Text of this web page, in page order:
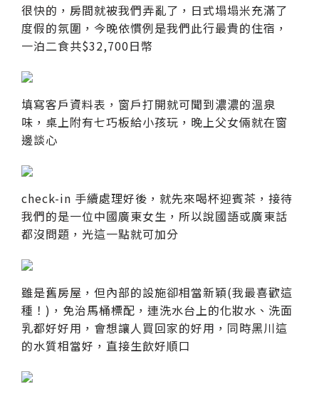
很快的，房間就被我們弄亂了，日式塌塌米充滿了
度假的氛圍，今晚依慣例是我們此行最貴的住宿，
一泊二食共$32,700日幣
填寫客戶資料表，窗戶打開就可聞到濃濃的溫泉
味，桌上附有七巧板給小孩玩，晚上父女倆就在窗
邊談心
check-in 手續處理好後，就先來喝杯迎賓茶，接待
我們的是一位中國廣東女生，所以說國語或廣東話
都沒問題，光這一點就可加分
雖是舊房屋，但內部的設施卻相當新穎(我最喜歡這
種！)，免治馬桶標配，連洗水台上的化妝水、洗面
乳都好好用，會想讓人買回家的好用，同時黑川這
的水質相當好，直接生飲好順口